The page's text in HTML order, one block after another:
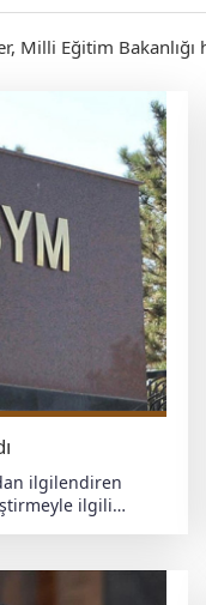
Milli Eğitim
ilgilendiren
ilgili
yerleştirmeyle
olmak üzere üç